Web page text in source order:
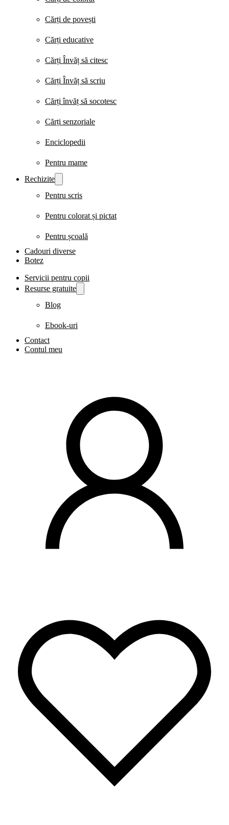
Cărți de povești
Cărți educative
Cărți Învăț să citesc
Cărți Învăț să scriu
Cărți învăț să socotesc
Cărți senzoriale
Enciclopedii
Pentru mame
Rechizite
Pentru scris
Pentru colorat și pictat
Pentru școală
Cadouri diverse
Botez
Servicii pentru copii
Resurse gratuite
Blog
Ebook-uri
Contact
Contul meu